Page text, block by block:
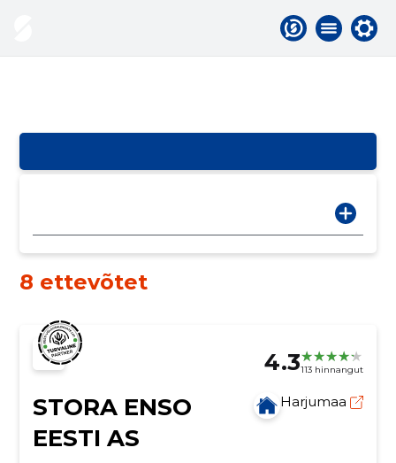
8 ettevõtet
4.3113 hinnangut
STORA ENSO
EESTI AS
Harjumaa